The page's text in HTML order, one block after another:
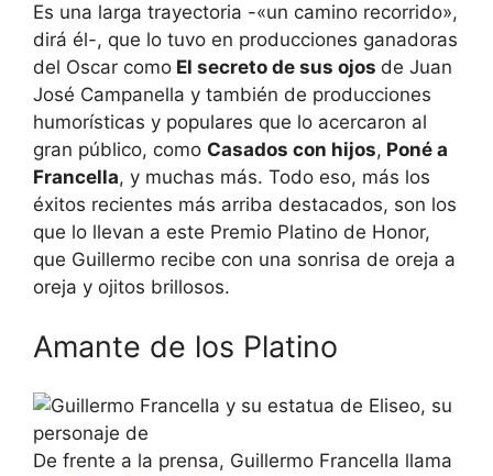
Es una larga trayectoria -«un camino recorrido»,
dirá él-, que lo tuvo en producciones ganadoras
del Oscar como El secreto de sus ojos de Juan
José Campanella y también de producciones
humorísticas y populares que lo acercaron al
gran público, como Casados con hijos, Poné a
Francella, y muchas más. Todo eso, más los
éxitos recientes más arriba destacados, son los
que lo llevan a este Premio Platino de Honor,
que Guillermo recibe con una sonrisa de oreja a
oreja y ojitos brillosos.
Amante de los Platino
De frente a la prensa, Guillermo Francella llama